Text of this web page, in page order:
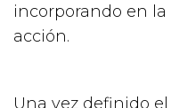
incorporando en
acción.
Una vez definido